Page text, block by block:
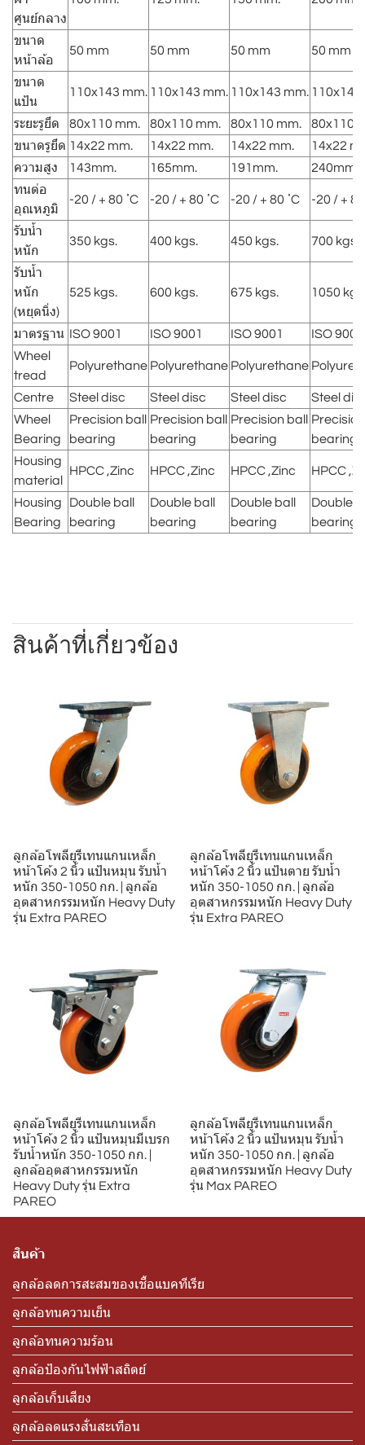
ศูนย์กลาง
ขนาด
หน้าล้อ
50 mm 50 mm 50 mm 50 mm
ขนาด
แป้น
110x143 mm. 110x143 mm. 110x143 mm. 110x143
ระยะรูยึด 80x110 mm. 80x110 mm. 80x110 mm.
80x110
ขนาดรูยึด 14x22 mm. 14x22 mm. 14x22 mm.
14x22
ความสูง
143mm. 165mm. 191mm.
240mm.
ทนต่อ
อุณหภูมิ
-20 / + 80 ํC -20 / + 80 ํC -20 / + 80 ํC -20 / +
รับน้ำ
หนัก
350 kgs. 400 kgs. 450 kgs. 700 kgs.
รับน้ำ
หนัก
(หยุดนิ่ง)
525 kgs. 600 kgs. 675 kgs. 1050
มาตรฐาน ISO 9001 ISO 9001 ISO 9001
ISO 9001
Wheel
tread
Polyurethane Polyurethane Polyurethane
Centre Steel disc Steel disc Steel disc
Steel
Wheel
Bearing
Precision ball
bearing
Precision ball
bearing
Precision ball
bearing
bearing
Housing
material
HPCC ,Zinc HPCC ,Zinc HPCC ,Zinc HPCC
Housing
Bearing
Double ball
bearing
Double ball
bearing
Double ball
bearing
Double
bearing
สินค้าที่เกี่ยวข้อง
ลูกล้อโพลียูรีเทนแกนเหล็ก
หน้าโค้ง 2 นิ้ว แป้นหมุน รับน้ำ
หนัก 350-1050 กก. | ลูกล้อ
อุตสาหกรรมหนัก Heavy Duty
รุ่น Extra PAREO
ลูกล้อโพลียูรีเทนแกนเหล็ก
หน้าโค้ง 2 นิ้ว แป้นตาย รับน้ำ
หนัก 350-1050 กก. | ลูกล้อ
อุตสาหกรรมหนัก Heavy Duty
รุ่น Extra PAREO
ลูกล้อโพลียูรีเทนแกนเหล็ก
หน้าโค้ง 2 นิ้ว แป้นหมุนมีเบรก
รับน้ำหนัก 350-1050 กก. |
ลูกล้ออุตสาหกรรมหนัก
Heavy Duty รุ่น Extra
PAREO
ลูกล้อโพลียูรีเทนแกนเหล็ก
หน้าโค้ง 2 นิ้ว แป้นหมุน รับน้ำ
หนัก 350-1050 กก. | ลูกล้อ
อุตสาหกรรมหนัก Heavy Duty
รุ่น Max PAREO
สินค้า
ลูกล้อลดการสะสมของเชื้อแบคทีเรีย
ลูกล้อทนความเย็น
ลูกล้อทนความร้อน
ลูกล้อป้องกันไฟฟ้าสถิตย์
ลูกล้อเก็บเสียง
ลูกล้อลดแรงสั่นสะเทือน